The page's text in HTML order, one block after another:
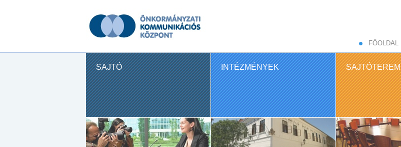
FŐOLDAL
SAJTÓ INTÉZMÉNYEK SAJTÓTEREM